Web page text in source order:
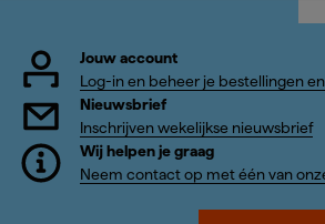
Jouw account
Log-in en beheer je bestellingen
Nieuwsbrief
Inschrijven wekelijkse nieuwsbrief
Wij helpen je graag
Neem contact op met één van